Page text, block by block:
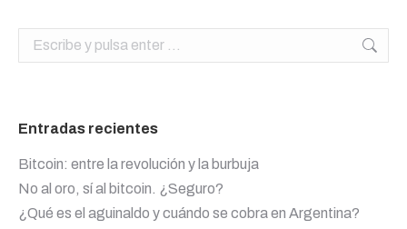
Buscar:
Entradas recientes
Bitcoin: entre la revolución y la burbuja
No al oro, sí al bitcoin. ¿Seguro?
¿Qué es el aguinaldo y cuándo se cobra en Argentina?